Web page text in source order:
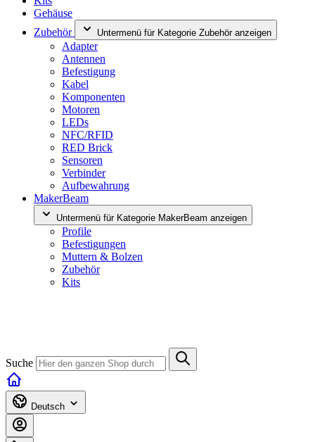
Gehäuse
Zubehör
Untermenü für Kategorie Zubehör anzeigen
Adapter
Antennen
Befestigung
Kabel
Komponenten
Motoren
LEDs
NFC/RFID
RED Brick
Sensoren
Verbinder
Aufbewahrung
MakerBeam
Untermenü für Kategorie MakerBeam anzeigen
Profile
Befestigungen
Muttern & Bolzen
Zubehör
Kits
Suche
Deutsch